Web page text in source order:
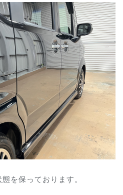
を保っております。